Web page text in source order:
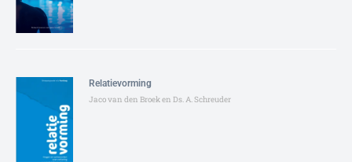
Relatievorming
Jaco van den Broek en Ds. A. Schreuder